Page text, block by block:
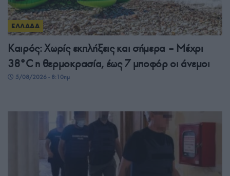
ΕΛΛΑΔΑ
Καιρός: Χωρίς εκπλήξεις και σήμερα – Μέχρι
38°C η θερμοκρασία, έως 7 μποφόρ οι άνεμοι
5/08/2026 - 8:10πμ